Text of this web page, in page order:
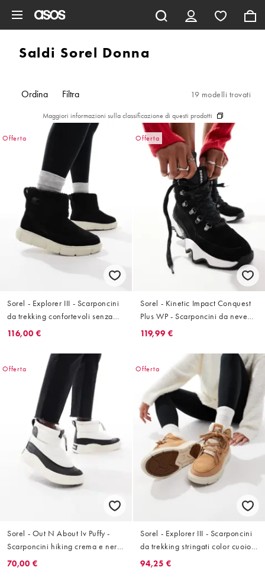
Saldi Sorel Donna
Ordina Filtra 19 modelli trovati
Maggiori informazioni sulla classificazione di questi prodotti
Offerta
Sorel - Explorer III - Scarponcini
da trekking confortevoli senza
lacci neri e bianco sporco
116,00 €
Offerta
Sorel - Kinetic Impact Conquest
Plus WP - Scarponcini da neve
impermeabili scamosciati colore
119,99 €
Offerta
Sorel - Out N About Iv Puffy -
Scarponcini hiking crema e neri
imbottiti
70,00 €
Offerta
Sorel - Explorer III - Scarponcini
da trekking stringati color cuoio e
crema
94,25 €